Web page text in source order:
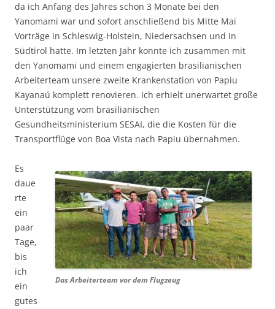
da ich Anfang des Jahres schon 3 Monate bei den
Yanomami war und sofort anschließend bis Mitte Mai
Vorträge in Schleswig-Holstein, Niedersachsen und in
Südtirol hatte. Im letzten Jahr konnte ich zusammen mit
den Yanomami und einem engagierten brasilianischen
Arbeiterteam unsere zweite Krankenstation von Papiu
Kayanaú komplett renovieren. Ich erhielt unerwartet große
Unterstützung vom brasilianischen
Gesundheitsministerium SESAI, die die Kosten für die
Transportflüge von Boa Vista nach Papiu übernahmen.
Das Arbeiterteam vor dem Flugzeug
Es
daue
rte
ein
paar
Tage,
bis
ich
ein
gutes